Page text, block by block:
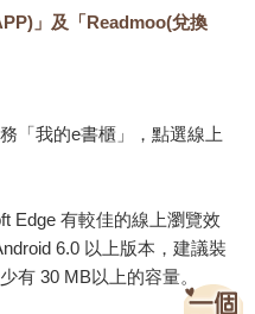
」及「Readmoo(兌換
「我的e書櫃」，點選線上
Edge 有較佳的線上瀏覽效
6.0 以上版本，建議裝
有 30 MB以上的容量。